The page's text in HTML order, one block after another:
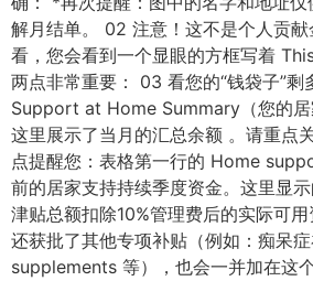
解月结单。 02 注意！这不是个人贡
看，您会看到一个显眼的方框写着
两点非常重要： 03 看您的“钱袋子”
Support at Home Summary（您的居
这里展示了当月的汇总余额 。请重点
点提醒您：表格第一行的 Home
前的居家支持持续季度资金。这里显
津贴总额扣除10%管理费后的实际可
还获批了其他专项补贴（例如：痴呆
supplements 等），也会一并加在这